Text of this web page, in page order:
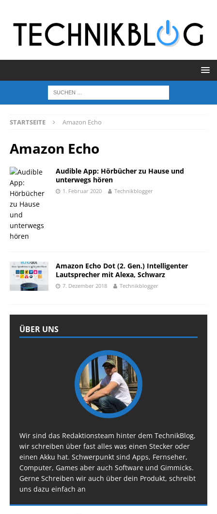
STARTSEITE Amazon Echo
Amazon Echo
Audible App: Hörbücher zu Hause und
unterwegs hören
1. Februar 2020 Technikblogger
Amazon Echo Dot (2. Gen.) Intelligenter
Lautsprecher mit Alexa, Schwarz
7. Dezember 2018 Technikblogger
ÜBER UNS
Wir sind das Redaktionsteam hinter dem TechnikBlog,
wir schreiben über fast alles was einen Stecker oder
einen Akku hat. Schwerpunkt sind Apps, Fernseher,
Computer, Games aber auch Software und Gimmicks.
Gerne Schreiben wir auch über dein Produkt, schreibt
uns dazu einfach an